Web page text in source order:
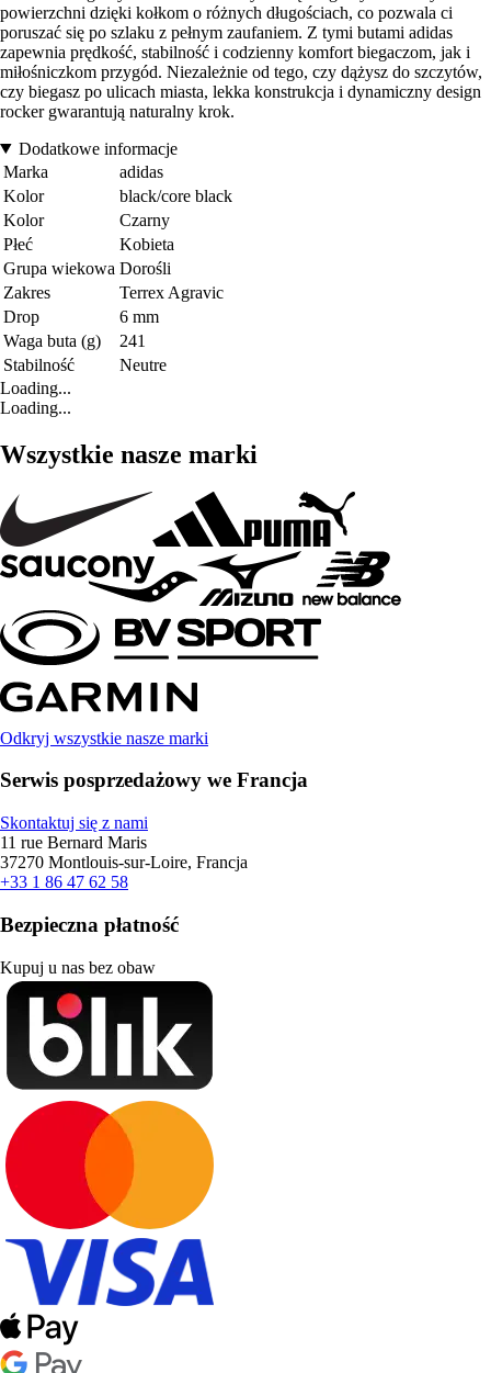
powierzchni dzięki kołkom o różnych długościach, co pozwala ci
poruszać się po szlaku z pełnym zaufaniem. Z tymi butami adidas
zapewnia prędkość, stabilność i codzienny komfort biegaczom, jak i
miłośniczkom przygód. Niezależnie od tego, czy dążysz do szczytów,
czy biegasz po ulicach miasta, lekka konstrukcja i dynamiczny design
rocker gwarantują naturalny krok.
Dodatkowe informacje
Marka
adidas
Kolor
black/core black
Kolor
Czarny
Płeć
Kobieta
Grupa wiekowa Dorośli
Zakres
Terrex Agravic
Drop
6 mm
Waga buta (g)
241
Stabilność
Neutre
Loading...
Loading...
Wszystkie nasze marki
Odkryj wszystkie nasze marki
Serwis posprzedażowy we Francja
Skontaktuj się z nami
11 rue Bernard Maris
37270 Montlouis-sur-Loire, Francja
+33 1 86 47 62 58
Bezpieczna płatność
Kupuj u nas bez obaw